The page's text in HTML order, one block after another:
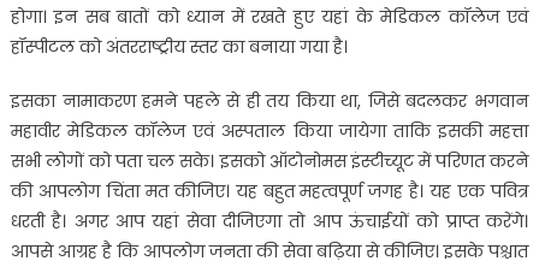
होगा। इन सब बातों को ध्यान में रखते हुए यहां के मेडिकल कॉलेज एवं
हॉस्पीटल को अंतरराष्ट्रीय स्तर का बनाया गया है।
इसका नामाकरण हमने पहले से ही तय किया था, जिसे बदलकर भगवान
महावीर मेडिकल कॉलेज एवं अस्पताल किया जायेगा ताकि इसकी महत्ता
सभी लोगों को पता चल सके। इसको ऑटोनोमस इंस्टीच्यूट में परिणत करने
की आपलोग चिंता मत कीजिए। यह बहुत महत्वपूर्ण जगह है। यह एक पवित्र
धरती है। अगर आप यहां सेवा दीजिएगा तो आप ऊंचाईयों को प्राप्त करेंगे।
आपसे आग्रह है कि आपलोग जनता की सेवा बढ़िया से कीजिए। इसके पश्चात